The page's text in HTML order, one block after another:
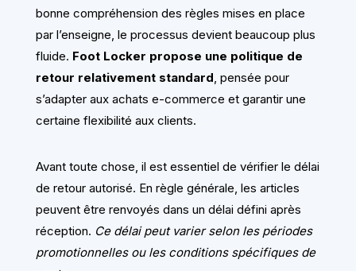
bonne compréhension des règles mises en place
par l’enseigne, le processus devient beaucoup plus
fluide. Foot Locker propose une politique de
retour relativement standard , pensée pour
s’adapter aux achats e-commerce et garantir une
certaine flexibilité aux clients.
Avant toute chose, il est essentiel de vérifier le délai
de retour autorisé. En règle générale, les articles
peuvent être renvoyés dans un délai défini après
réception. Ce délai peut varier selon les périodes
promotionnelles ou les conditions spécifiques de